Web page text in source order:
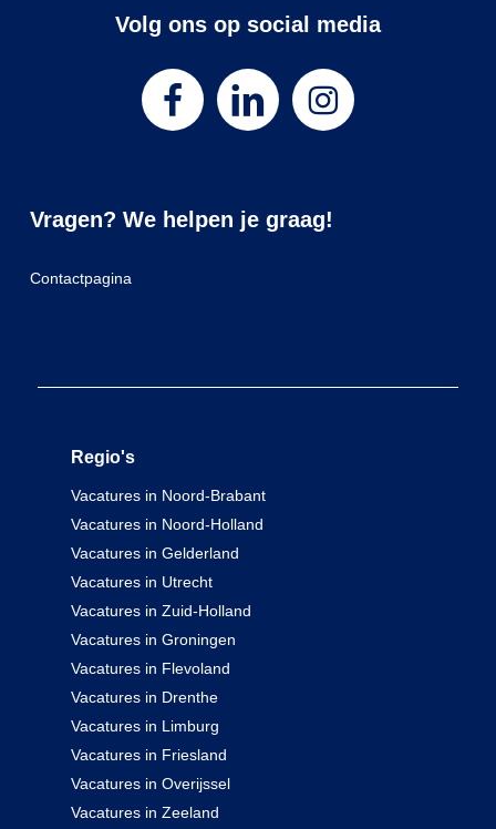
Volg ons op social media
Vragen? We helpen je graag!
Contactpagina
Regio's
Vacatures in Noord-Brabant
Vacatures in Noord-Holland
Vacatures in Gelderland
Vacatures in Utrecht
Vacatures in Zuid-Holland
Vacatures in Groningen
Vacatures in Flevoland
Vacatures in Drenthe
Vacatures in Limburg
Vacatures in Friesland
Vacatures in Overijssel
Vacatures in Zeeland